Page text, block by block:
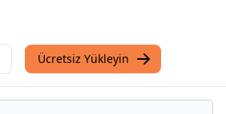
Ücretsiz Yükleyin